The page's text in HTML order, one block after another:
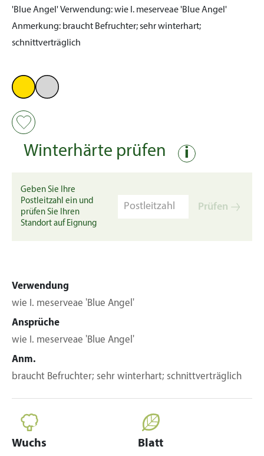
'Blue Angel'Verwendung:wie I. meserveae 'Blue Angel'
Anmerkung: braucht Befruchter; sehr winterhart;
schnittverträglich
Winterhärte prüfen i
Geben Sie Ihre
Postleitzahl ein und
prüfen Sie Ihren
Standort auf Eignung
Prüfen
Verwendung
wie I. meserveae 'Blue Angel'
Ansprüche
wie I. meserveae 'Blue Angel'
Anm.
braucht Befruchter; sehr winterhart; schnittverträglich
Wuchs Blatt